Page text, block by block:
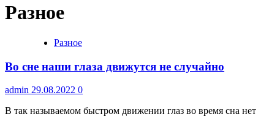
Разное
Разное
Во сне наши глаза движутся не случайно
admin 29.08.2022 0
В так называемом быстром движении глаз во время сна